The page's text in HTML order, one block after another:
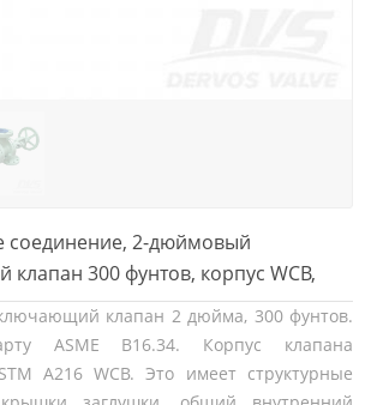
соединение, 2-дюймовый
300 фунтов, корпус WCB,
клапан 2 дюйма, 300 фунтов.
ASME B16.34. Корпус клапана
A216 WCB. Это имеет структурные